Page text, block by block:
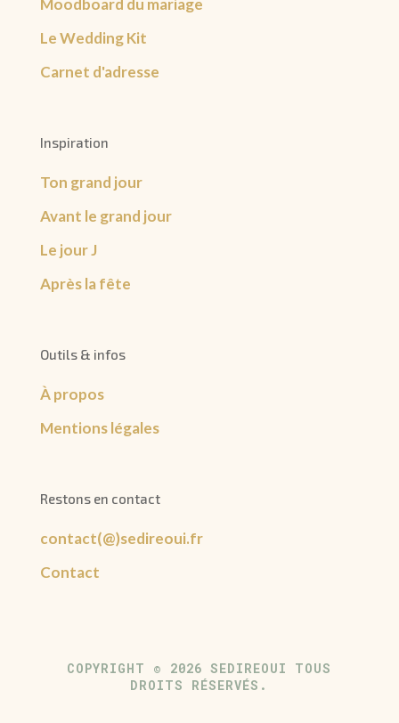
Moodboard du mariage
Le Wedding Kit
Carnet d'adresse
Inspiration
Ton grand jour
Avant le grand jour
Le jour J
Après la fête
Outils & infos
À propos
Mentions légales
Restons en contact
contact(@)sedireoui.fr
Contact
COPYRIGHT © 2026 SEDIREOUI TOUS
DROITS RÉSERVÉS.